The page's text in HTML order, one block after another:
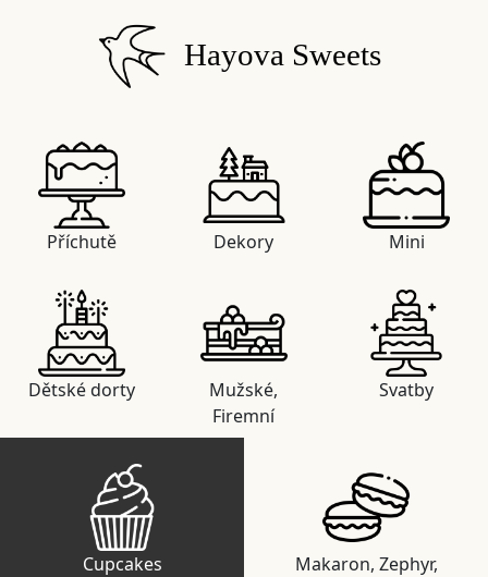
Hayova Sweets
Příchutě Dekory Mini
Dětské dorty
Mužské,
Firemní
Svatby
Cupcakes
Makaron, Zephyr,